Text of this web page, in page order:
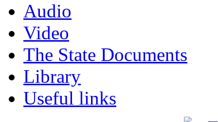
Audio
Video
The State Documents
Library
Useful links